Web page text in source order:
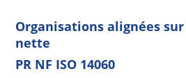
Organisations alignées
nette
PR NF ISO 14060